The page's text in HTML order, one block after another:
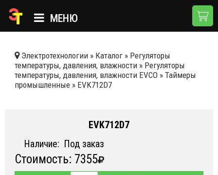
МЕНЮ
КАТАЛОГ
О КОМПАНИИ
ДОСТАВКА И ОПЛАТА
КОНТАКТЫ
Электротехнологии » Каталог » Регуляторы
температуры, давления, влажности » Регуляторы
температуры, давления, влажности EVCO » Таймеры
промышленные » EVK712D7
EVK712D7
Наличие: Под заказ
Стоимость: 7355